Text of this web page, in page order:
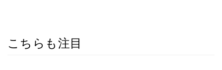
こちらも注目